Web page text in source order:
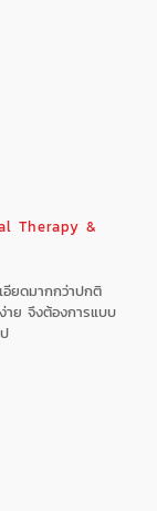
Therapy &
อียดมากกว่าปกติ
าย จึงต้องการแบบ